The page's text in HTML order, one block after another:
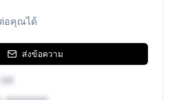
อคุณได้
ส่งข้อความ